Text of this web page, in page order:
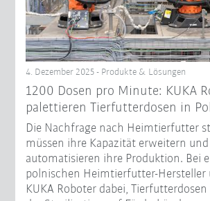
4. Dezember 2025 - Produkte & Lösungen
1200 Dosen pro Minute: KUKA
palettieren Tierfutterdosen in
Die Nachfrage nach Heimtierfutter
müssen ihre Kapazität erweitern und
automatisieren ihre Produktion. Bei
polnischen Heimtierfutter-Hersteller
KUKA Roboter dabei,